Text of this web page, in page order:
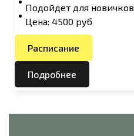
Подойдет для новичков
Цена: 4500 руб
Расписание
Подробнее